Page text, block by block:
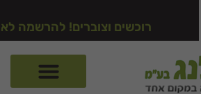
רוכשים וצוברים! להרשמה לאתר לחצו